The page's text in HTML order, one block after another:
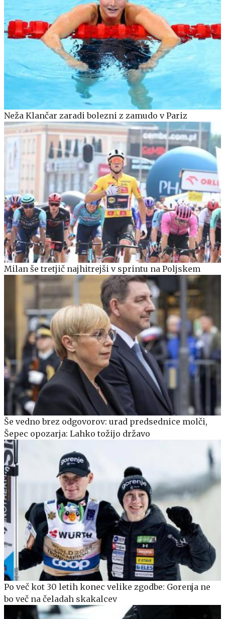
Neža Klančar zaradi bolezni z zamudo v Pariz
Milan še tretjič najhitrejši v sprintu na Poljskem
Še vedno brez odgovorov: urad predsednice molči,
Šepec opozarja: Lahko tožijo državo
Po več kot 30 letih konec velike zgodbe: Gorenja ne
bo več na čeladah skakalcev